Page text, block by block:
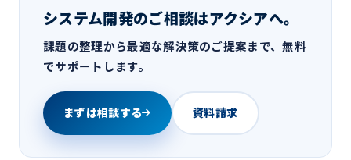
システム開発のご相談はアクシアへ。
課題の整理から最適な解決策のご提案まで、無料
でサポートします。
まずは相談する 資料請求